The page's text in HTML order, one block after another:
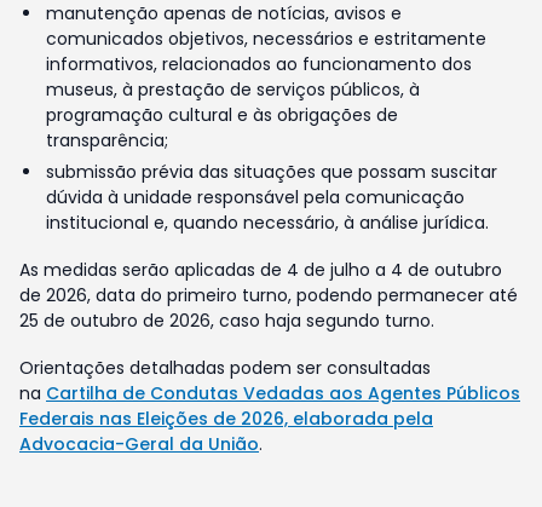
manutenção apenas de notícias, avisos e
comunicados objetivos, necessários e estritamente
informativos, relacionados ao funcionamento dos
museus, à prestação de serviços públicos, à
programação cultural e às obrigações de
transparência;
submissão prévia das situações que possam suscitar
dúvida à unidade responsável pela comunicação
institucional e, quando necessário, à análise jurídica.
As medidas serão aplicadas de 4 de julho a 4 de outubro
de 2026, data do primeiro turno, podendo permanecer até
25 de outubro de 2026, caso haja segundo turno.
Orientações detalhadas podem ser consultadas
na Cartilha de Condutas Vedadas aos Agentes Públicos
Federais nas Eleições de 2026, elaborada pela
Advocacia-Geral da União.